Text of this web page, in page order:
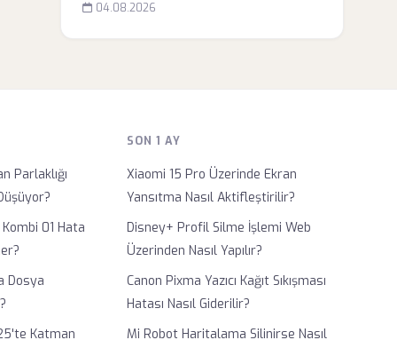
04.08.2026
Parlaklığı
01 Hata
Dosya
Katman
SON 1 AY
Xiaomi 15 Pro Üzerinde Ekran
Yansıtma Nasıl Aktifleştirilir?
Disney+ Profil Silme İşlemi Web
Üzerinden Nasıl Yapılır?
Canon Pixma Yazıcı Kağıt Sıkışması
Hatası Nasıl Giderilir?
Mi Robot Haritalama Silinirse Nasıl